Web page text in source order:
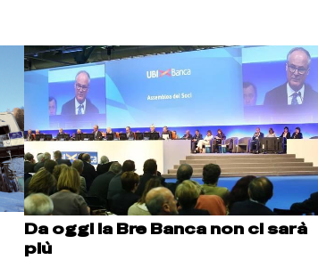
Da oggi la Bre Banca non ci sarà
più